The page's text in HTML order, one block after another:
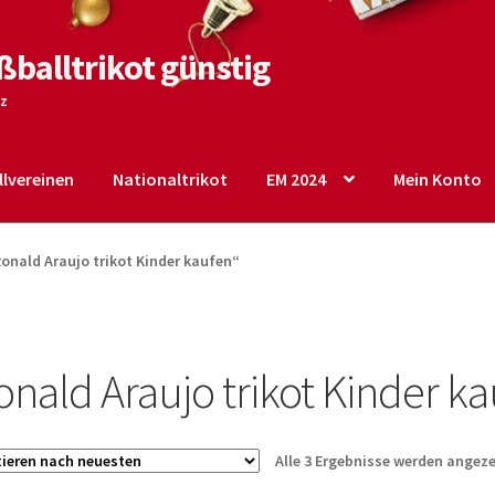
günstig
Nationaltrikot EM 2024 Mein Konto
Shop Startseite – English Warenkorb
Araujo trikot Kinder kaufen“
Araujo trikot Kinder
Alle 3 Ergebnisse werden